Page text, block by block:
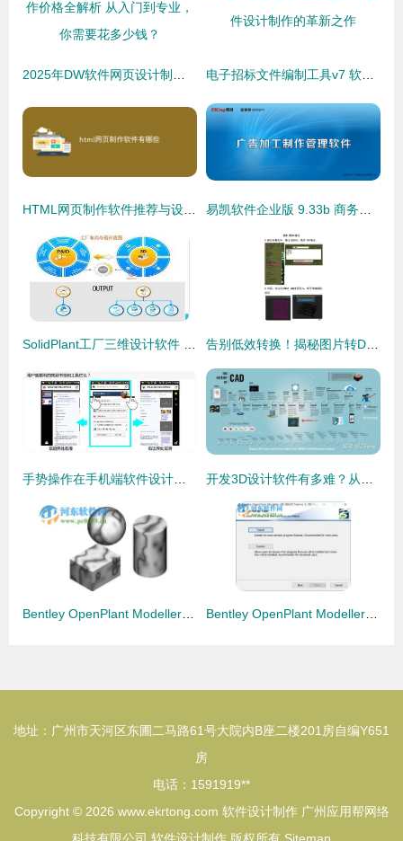
地址：广州市天河区东圃二马路61号大院内B座二楼201房自编Y651
房
电话：1591919**
Copyright © 2026 www.ekrtong.com 软件设计制作 广州应用帮网络